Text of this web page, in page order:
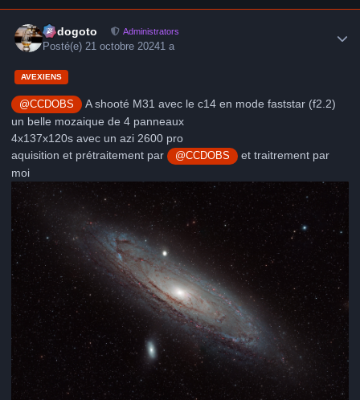
frédogoto Administrators
Posté(e) 21 octobre 20241 a
AVEXIENS
@CCDOBS
A shooté M31 avec le c14 en mode faststar (f2.2)
un belle mozaique de 4 panneaux
4x137x120s avec un azi 2600 pro
aquisition et prétraitement par
@CCDOBS
et traitrement par
moi